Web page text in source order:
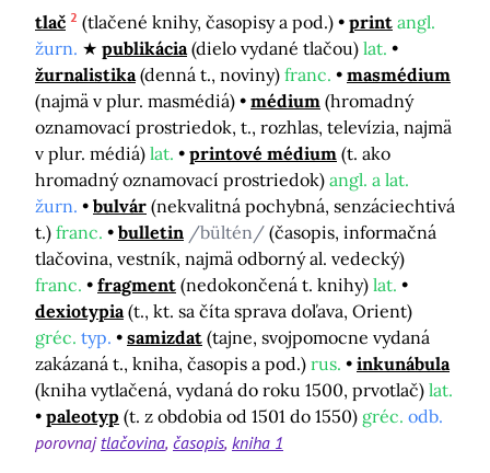
tlač 2 (tlačené knihy, časopisy a pod.) print angl.
žurn.
publikácia (dielo vydané tlačou) lat.
žurnalistika (denná t., noviny) franc.
masmédium
(najmä v plur. masmédiá)
médium (hromadný
oznamovací prostriedok, t., rozhlas, televízia, najmä
v plur. médiá) lat. printové médium (t. ako
hromadný oznamovací prostriedok) angl. a lat.
žurn.
bulvár (nekvalitná pochybná, senzáciechtivá
t.) franc. bulletin /bültén/ (časopis, informačná
tlačovina, vestník, najmä odborný al. vedecký)
franc.
fragment (nedokončená t. knihy) lat.
dexiotypia (t., kt. sa číta sprava doľava, Orient)
gréc. typ. samizdat (tajne, svojpomocne vydaná
zakázaná t., kniha, časopis a pod.) rus.
inkunábula
(kniha vytlačená, vydaná do roku 1500, prvotlač) lat.
paleotyp (t. z obdobia od 1501 do 1550) gréc. odb.
porovnaj tlačovina časopis kniha 1